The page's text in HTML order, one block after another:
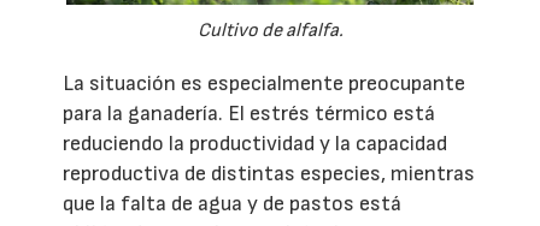
Cultivo de alfalfa.
La situación es especialmente preocupante
para la ganadería. El estrés térmico está
reduciendo la productividad y la capacidad
reproductiva de distintas especies, mientras
que la falta de agua y de pastos está